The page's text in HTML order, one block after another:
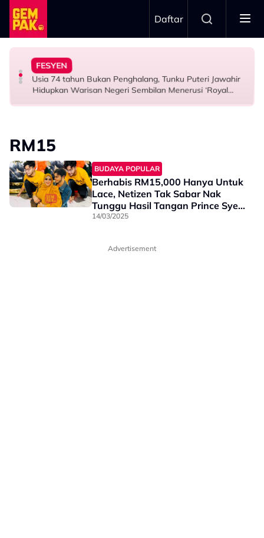
Skip to main content
Daftar
HIBURAN
“Saya Memang Suka Gaya Streetwear…” - Ezaidi Aziz
FESYEN
Usia 74 tahun Bukan Penghalang, Tunku Puteri Jawahir
Hidupkan Warisan Negeri Sembilan Menerusi ‘Royal
BERITA
Tertelan Serpihan Lidi Sate, Wanita Saman Singapore
Airlines
HIBURAN
Permintaan Aneh Jared Leto Di Lokasi, Minta Nelayan
Tangkap Ikan Segar Setiap Hari
RM15
BUDAYA POPULAR
Berhabis RM15,000 Hanya Untuk
Lace, Netizen Tak Sabar Nak
Tunggu Hasil Tangan Prince Syed
Buat Isteri - “Tak Sabar Nak…”
14/03/2025
Advertisement